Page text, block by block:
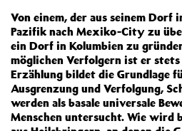
Von einem, der aus seinem Dorf
Pazifik nach Mexiko-City zu
ein Dorf in Kolumbien zu
möglichen Verfolgern ist er stets
Erzählung bildet die Grundlage
Ausgrenzung und Verfolgung,
werden als basale universale
Menschen untersucht. Wie wird